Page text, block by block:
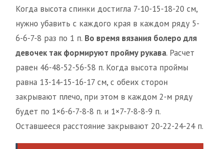
Когда высота спинки достигла 7-10-15-18-20 см,
нужно убавить с каждого края в каждом ряду 5-
6-6-7-8 раз по 1 п. Во время вязания болеро для
девочек так формируют пройму рукава. Расчет
равен 46-48-52-56-58 п. Когда высота проймы
равна 13-14-15-16-17 см, с обеих сторон
закрывают плечо, при этом в каждом 2-м ряду
будет по 1×6-6-7-8-8 п. и 1×7-7-8-8-9 п.
Оставшееся расстояние закрывают 20-22-24-24 п.